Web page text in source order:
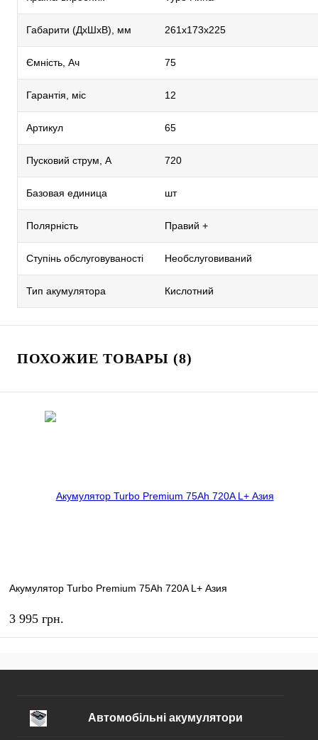
Габарити (ДхШхВ), мм 261х173х225
Ємність, Ач 75
Гарантія, міс 12
Артикул 65
Пусковий струм, А 720
Базовая единица шт
Полярність Правий +
Ступінь обслуговуваності Необслуговиваний
Тип акумулятора Кислотний
ПОХОЖИЕ ТОВАРЫ (8)
Акумулятор Turbo Premium 75Ah 720A L+ Азия
3 995 грн.
Автомобільні акумулятори